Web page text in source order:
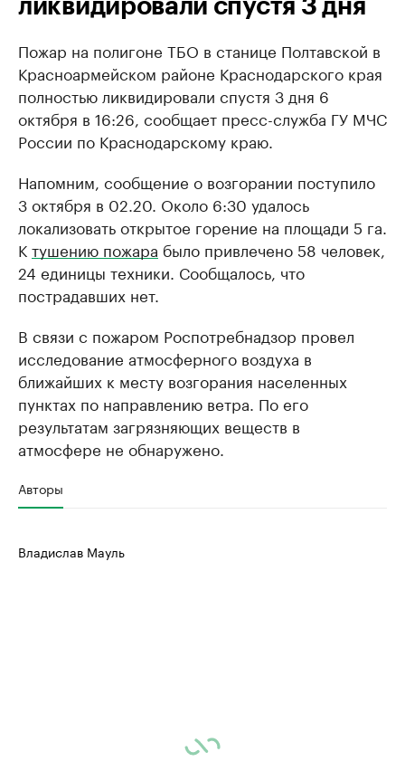
ликвидировали спустя 3 дня
Пожар на полигоне ТБО в станице Полтавской в
Красноармейском районе Краснодарского края
полностью ликвидировали спустя 3 дня 6
октября в 16:26, сообщает пресс-служба ГУ МЧС
России по Краснодарскому краю.
Напомним, сообщение о возгорании поступило
3 октября в 02.20. Около 6:30 удалось
локализовать открытое горение на площади 5 га.
Ктушению пожара было привлечено 58 человек,
24 единицы техники. Сообщалось, что
пострадавших нет.
В связи с пожаром Роспотребнадзор провел
исследование атмосферного воздуха в
ближайших к месту возгорания населенных
пунктах по направлению ветра. По его
результатам загрязняющих веществ в
атмосфере не обнаружено.
Авторы
Владислав Мауль